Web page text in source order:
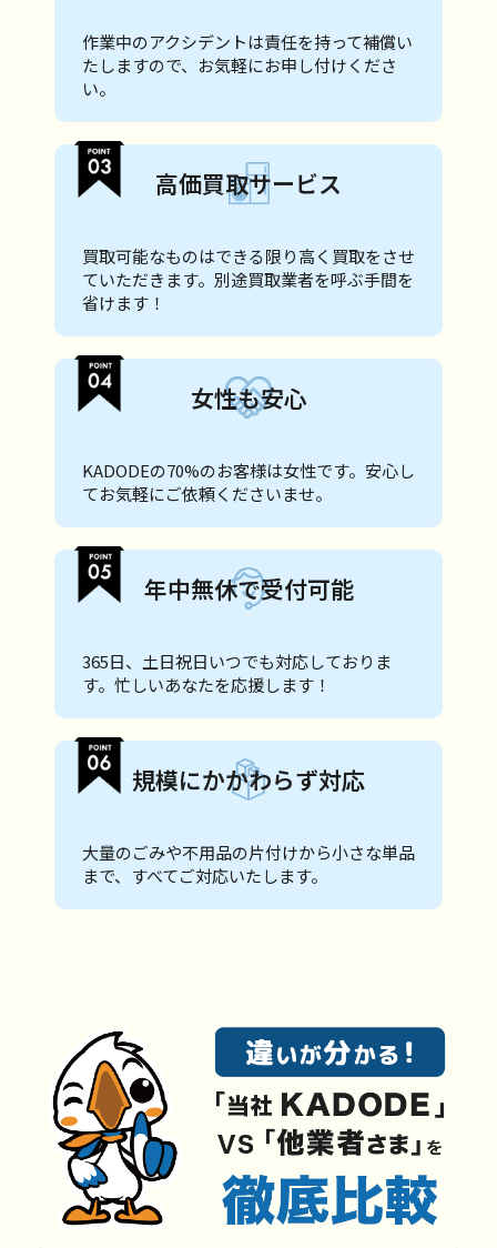
作業中のアクシデントは責任を持って補償い
たしますので、お気軽にお申し付けくださ
い。
高価買取サービス
買取可能なものはできる限り高く買取をさせ
ていただきます。別途買取業者を呼ぶ手間を
省けます！
女性も安心
KADODEの70%のお客様は女性です。安心し
てお気軽にご依頼くださいませ。
年中無休で受付可能
365日、土日祝日いつでも対応しておりま
す。忙しいあなたを応援します！
規模にかかわらず対応
大量のごみや不用品の片付けから小さな単品
まで、すべてご対応いたします。